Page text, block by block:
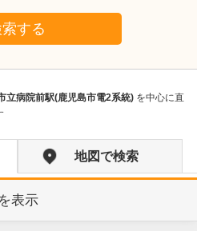
する
立病院前駅(鹿児島市電2系統) を中心に直
地図で検索
表示